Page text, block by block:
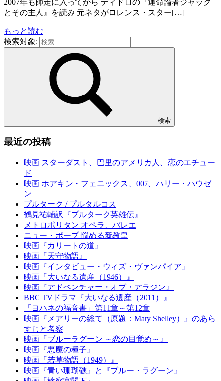
2007年も師走に入ってから ディドロの『運命論者ジャック
とその主人』を読み 元ネタがロレンス・スター[…]
もっと読む
検索対象:
検索
最近の投稿
映画 スターダスト、巴里のアメリカ人、恋のエチュー
ド
映画 ホアキン・フェニックス、007、ハリー・ハウゼ
ン
プルターク / プルタルコス
鶴見祐輔訳『プルターク英雄伝』
メトロポリタン オペラ、バレエ
ニュー・ポープ 悩める新教皇
映画『カリートの道』
映画『天守物語』
映画『インタビュー・ウィズ・ヴァンパイア』
映画『大いなる遺産（1946）』
映画『アドベンチャー・オブ・アラジン』
BBC TVドラマ『大いなる遺産（2011）』
「ヨハネの福音書」第11章～第12章
映画『メアリーの総て（原題：Mary Shelley）』のあら
すじと考察
映画『ブルーラグーン ～恋の目覚め～』
映画『悪魔の種子』
映画『若草物語（1949）』
映画『青い珊瑚礁』と『ブルー・ラグーン』